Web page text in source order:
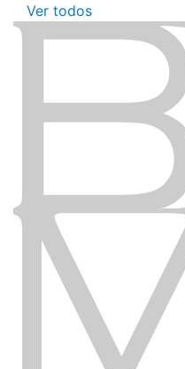
Ver todos